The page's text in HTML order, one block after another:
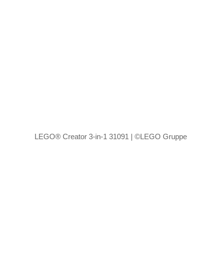
LEGO® Creator 3-in-1 31091 | ©LEGO Gruppe